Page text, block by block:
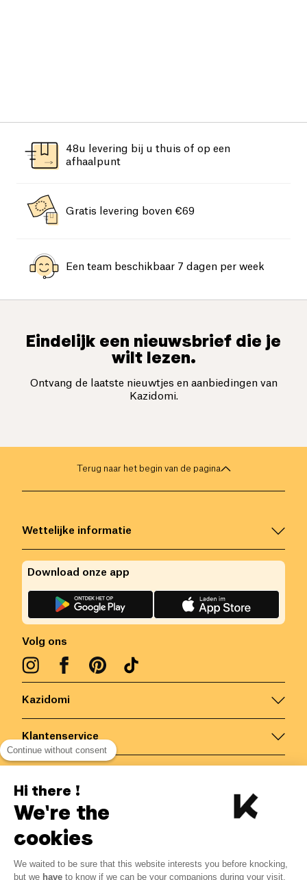
48u levering bij u thuis of op een
afhaalpunt
Gratis levering boven €69
Een team beschikbaar 7 dagen per week
Eindelijk een nieuwsbrief die je
wilt lezen.
Ontvang de laatste nieuwtjes en aanbiedingen van
Kazidomi.
14.36€ 12.21€ -15% ?
Terug naar het begin van de pagina
Kazidomi
Klantenservice
Wettelijke informatie
Volg ons
Download onze app
België/ NL
Continue without consent
Hi there !
We're the
cookies
We waited to be sure that this website interests you before knocking,
but we have to know if we can be your companions during your visit.